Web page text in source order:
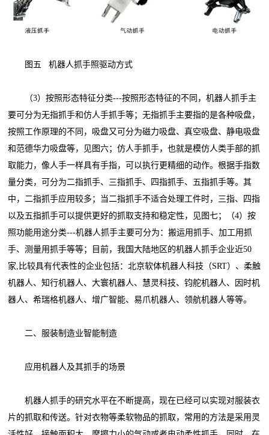
图五 机器人抓手照驱动方式
（3）按照形态特征分类---按照形态特征的不同，机器人抓手主
要可分为无指抓手和仿人手抓手等；无指抓手主要指的是各种吸盘，
按照工作原理的不同，吸盘又可分为磁力吸盘、真空吸盘、静电吸盘
和范德华力吸盘等，见图六；仿人手抓手，也就是模仿人类手部的抓
取能力，像人手一样具有手指，可以执行更精细的动作。根据手指数
量分类，可分为二指抓手、三指抓手、四指抓手、五指抓手等。其
中，二指抓手应用较多；当二指抓手不适合处理工件时，三指、四指
以及五指抓手可以提供更好的抓取支持和稳定性，见图七；（4）按
照功能用途分类---机器人抓手主要可分为：搬运用抓手、加工用抓
手、测量用抓手等等；目前，我国大陆地区的机器人抓手企业近50
家,比较具有代表性的企业包括：北京软体机器人科技（SRT）、柔触
机器人、知行机器人、大寰机器人、慧灵科技、钧舵机器人、因时机
器人、希瑞格机器人、增广智能、易爪机器人、领航机器人等等。
二、服装制造业智能制造
应用机器人及其抓手的场景
机器人抓手的研究水平在不断提高，现在已经可以实现对服装衣
片的抓取和传送。针对衣物等柔软物品的抓取，常用的方法是采用灵